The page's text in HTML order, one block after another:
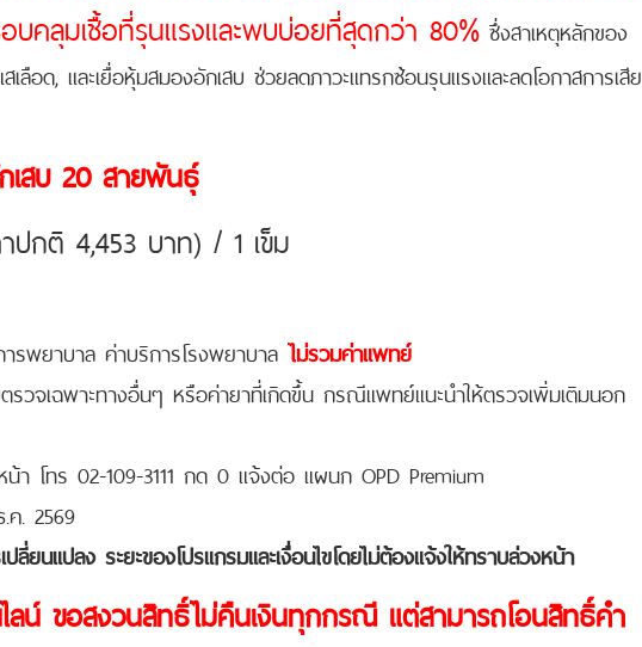
คลุมเชื้อที่รุนแรงและพบบ่อยที่สุดกว่า 80% ซึ่งสาเหตุหลักของ
เลือด, และเยื่อหุ้มสมองอักเสบ ช่วยลดภาวะแทรกซ้อนรุนแรงและลดโอกาสการเสีย
เสบ 20 สายพันธุ์
ปกติ 4,453 บาท) / 1 เข็ม
รพยาบาล ค่าบริการโรงพยาบาล ไม่รวมค่าแพทย์
รวจเฉพาะทางอื่นๆ หรือค่ายาที่เกิดขึ้น กรณีแพทย์แนะนำให้ตรวจเพิ่มเติมนอก
า โทร 02-109-3111 กด 0 แจ้งต่อ แผนก OPD Premium
ค. 2569
ยนแปลง ระยะของโปรแกรมและเงื่อนไขโดยไม่ต้องแจ้งให้ทราบล่วงหน้า
ลน์ ขอสงวนสิทธิ์ไม่คืนเงินทุกกรณี แต่สามารถโอนสิทธิ์คำ